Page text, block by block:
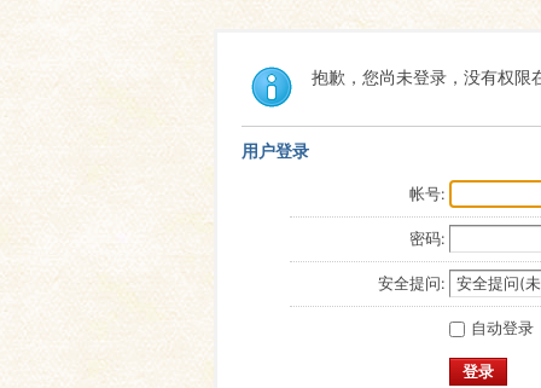
抱歉，您尚未登录，没有权限
用户登录
帐号:
密码:
安全提问:
自动登录
登录